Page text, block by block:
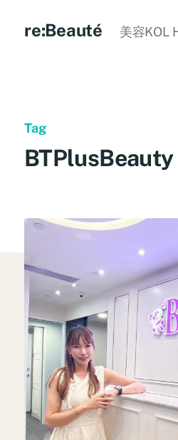
re:Beauté 美容KOL
Tag
BTPlusBeauty